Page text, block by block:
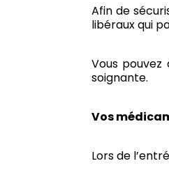
Afin de
libéraux qui
Vous
soignante.
Vos
Lors de